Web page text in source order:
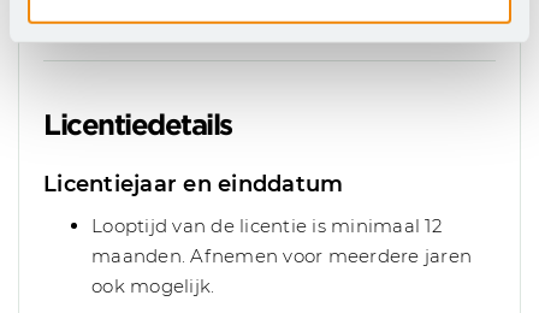
Leverancier:Gamma Communications
Licentiedetails
Licentiejaar en einddatum
Looptijd van de licentie is minimaal 12
maanden. Afnemen voor meerdere jaren
ook mogelijk.